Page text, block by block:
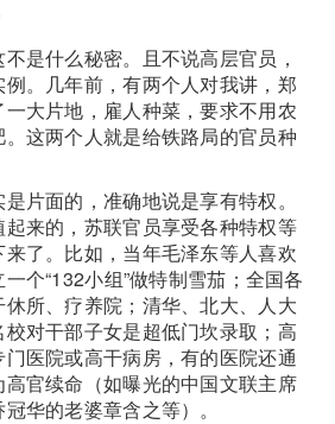
是什么秘密。且不说高层官员，
。几年前，有两个人对我讲，郑
大片地，雇人种菜，要求不用农
这两个人就是给铁路局的官员种
片面的，准确地说是享有特权。
来的，苏联官员享受各种特权等
了。比如，当年毛泽东等人喜欢
个“132小组”做特制雪茄；全国各
所、疗养院；清华、北大、人大
对干部子女是超低门坎录取；高
医院或高干病房，有的医院还通
官续命（如曝光的中国文联主席
华的老婆章含之等）。